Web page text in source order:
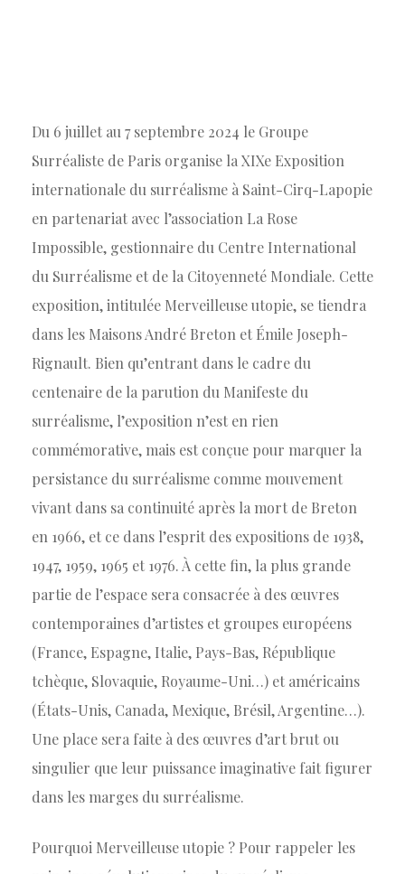
Du 6 juillet au 7 septembre 2024 le Groupe
Surréaliste de Paris organise la XIXe Exposition
internationale du surréalisme à Saint-Cirq-Lapopie
en partenariat avec l’association La Rose
Impossible, gestionnaire du Centre International
du Surréalisme et de la Citoyenneté Mondiale. Cette
exposition, intitulée Merveilleuse utopie, se tiendra
dans les Maisons André Breton et Émile Joseph-
Rignault. Bien qu’entrant dans le cadre du
centenaire de la parution du Manifeste du
surréalisme, l’exposition n’est en rien
commémorative, mais est conçue pour marquer la
persistance du surréalisme comme mouvement
vivant dans sa continuité après la mort de Breton
en 1966, et ce dans l’esprit des expositions de 1938,
1947, 1959, 1965 et 1976. À cette fin, la plus grande
partie de l’espace sera consacrée à des œuvres
contemporaines d’artistes et groupes européens
(France, Espagne, Italie, Pays-Bas, République
tchèque, Slovaquie, Royaume-Uni…) et américains
(États-Unis, Canada, Mexique, Brésil, Argentine…).
Une place sera faite à des œuvres d’art brut ou
singulier que leur puissance imaginative fait figurer
dans les marges du surréalisme.
Pourquoi Merveilleuse utopie ? Pour rappeler les